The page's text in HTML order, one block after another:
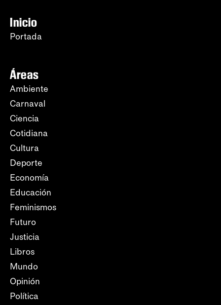
Inicio
Portada
Áreas
Ambiente
Carnaval
Ciencia
Cotidiana
Cultura
Deporte
Economía
Educación
Feminismos
Futuro
Justicia
Libros
Mundo
Opinión
Política